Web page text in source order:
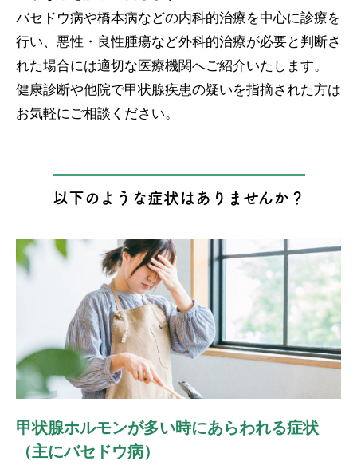
バセドウ病や橋本病などの内科的治療を中心に診療を
行い、悪性・良性腫瘍など外科的治療が必要と判断さ
れた場合には適切な医療機関へご紹介いたします。
健康診断や他院で甲状腺疾患の疑いを指摘された方は
お気軽にご相談ください。
以下のような症状はありませんか？
甲状腺ホルモンが多い時にあらわれる症状
（主にバセドウ病）